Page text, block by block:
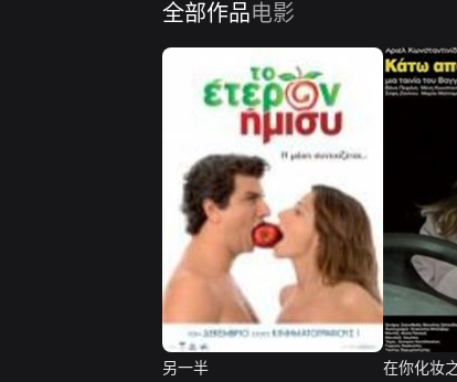
全部作品电影
另一半
在你化妆